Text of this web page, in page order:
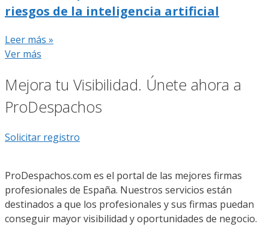
riesgos de la inteligencia artificial
Leer más »
Ver más
Mejora tu Visibilidad. Únete ahora a
ProDespachos
Solicitar registro
ProDespachos.com es el portal de las mejores firmas
profesionales de España. Nuestros servicios están
destinados a que los profesionales y sus firmas puedan
conseguir mayor visibilidad y oportunidades de negocio.